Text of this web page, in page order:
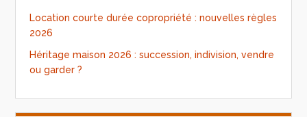
Location courte durée copropriété : nouvelles règles
2026
Héritage maison 2026 : succession, indivision, vendre
ou garder ?